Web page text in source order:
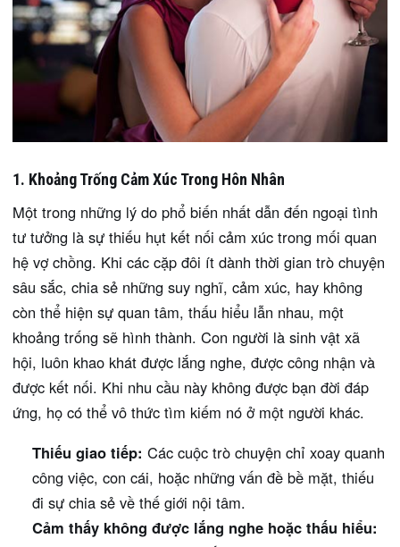
1. Khoảng Trống Cảm Xúc Trong Hôn Nhân
Một trong những lý do phổ biến nhất dẫn đến ngoại tình
tư tưởng là sự thiếu hụt kết nối cảm xúc trong mối quan
hệ vợ chồng. Khi các cặp đôi ít dành thời gian trò chuyện
sâu sắc, chia sẻ những suy nghĩ, cảm xúc, hay không
còn thể hiện sự quan tâm, thấu hiểu lẫn nhau, một
khoảng trống sẽ hình thành. Con người là sinh vật xã
hội, luôn khao khát được lắng nghe, được công nhận và
được kết nối. Khi nhu cầu này không được bạn đời đáp
ứng, họ có thể vô thức tìm kiếm nó ở một người khác.
Thiếu giao tiếp: Các cuộc trò chuyện chỉ xoay quanh
công việc, con cái, hoặc những vấn đề bề mặt, thiếu
đi sự chia sẻ về thế giới nội tâm.
Cảm thấy không được lắng nghe hoặc thấu hiểu: